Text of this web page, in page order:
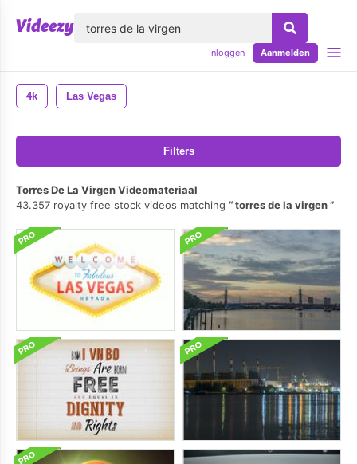
Inloggen Aanmelden
4k Las Vegas
Filters
Torres De La Virgen Videomateriaal
43.357 royalty free stock videos matching
torres de la virgen